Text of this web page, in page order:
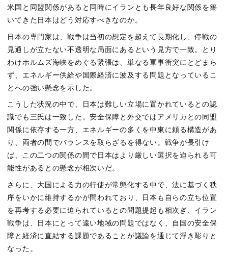
米国と同盟関係があると同時にイランとも長年良好な関係を築
いてきた日本はどう対応すべきなのか。
日本の専門家は、戦争は当初の想定を超えて長期化し、停戦の
見通しが立たない不透明な局面にあるという見方で一致。とり
わけホルムズ海峡をめぐる緊張は、単なる軍事衝突にとどまら
ず、エネルギー供給や国際経済に波及する問題となっているこ
とへの強い懸念を示した。
こうした状況の中で、日本は難しい立場に置かれているとの認
識でも三氏は一致した。安全保障と外交ではアメリカとの同盟
関係に依存する一方、エネルギーの多くを中東に頼る構造があ
り、両者の間でバランスを取らざるを得ない。戦争が長引け
ば、この二つの関係の間で日本はより厳しい選択を迫られる可
能性があるとの懸念が相次いだ。
さらに、大国による力の行使が常態化する中で、法に基づく秩
序をいかに維持するかが問われており、日本も自らの立ち位置
を再考する必要に迫られているとの問題提起も相次ぎ、イラン
戦争は、日本にとって遠い地域の問題ではなく、自国の安全保
障と経済に直結する課題であることが議論を通じて浮き彫りと
なった。